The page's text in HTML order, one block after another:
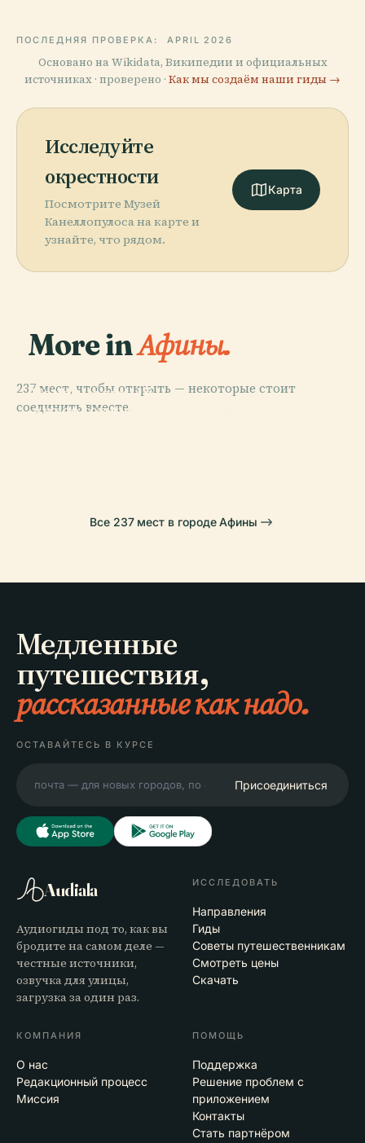
ПОСЛЕДНЯЯ ПРОВЕРКА: APRIL 2026
Основано на Wikidata, Википедии и официальных
источниках · проверено · Как мы создаём наши гиды →
Исследуйте
окрестности
Посмотрите Музей
Канеллопулоса на карте и
узнайте, что рядом.
Карта
More inАфины.
237 мест, чтобы открыть — некоторые стоит
соединить вместе.
Национальный
Археологический
Все 237 мест в городе Афины
Медленные
путешествия,
рассказанные как надо.
ОСТАВАЙТЕСЬ В КУРСЕ
Присоединиться
Audiala
Аудиогиды под то, как вы
бродите на самом деле —
честные источники,
озвучка для улицы,
загрузка за один раз.
ИССЛЕДОВАТЬ
Направления
Гиды
Советы путешественникам
Смотреть цены
Скачать
КОМПАНИЯ
О нас
Редакционный процесс
Миссия
ПОМОЩЬ
Поддержка
Решение проблем с
приложением
Контакты
Стать партнёром